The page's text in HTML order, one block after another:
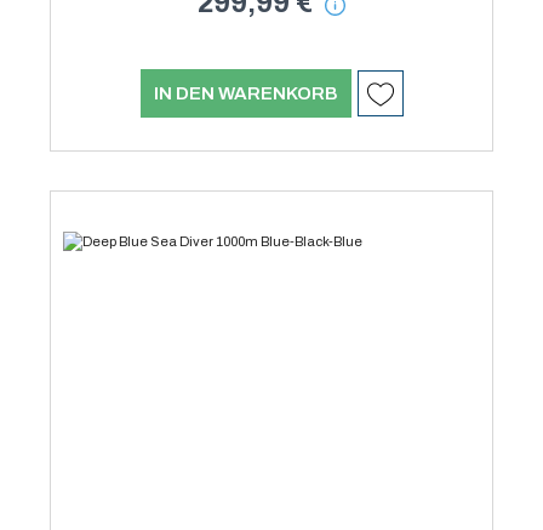
IN DEN WARENKORB